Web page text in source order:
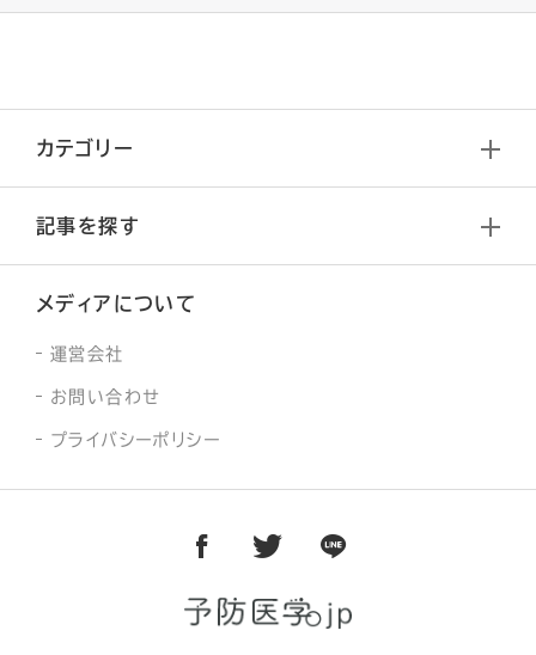
カテゴリー
記事を探す
メディアについて
運営会社
お問い合わせ
プライバシーポリシー
facebooktwitter